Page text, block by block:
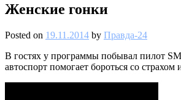
Женские гонки
Posted on 19.11.2014 by Правда-24
В гостях у программы побывал пилот
автоспорт помогает бороться со